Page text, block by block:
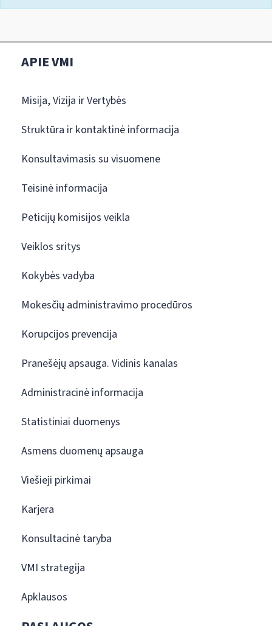
APIE VMI
Misija, Vizija ir Vertybės
Struktūra ir kontaktinė informacija
Konsultavimasis su visuomene
Teisinė informacija
Peticijų komisijos veikla
Veiklos sritys
Kokybės vadyba
Mokesčių administravimo procedūros
Korupcijos prevencija
Pranešėjų apsauga. Vidinis kanalas
Administracinė informacija
Statistiniai duomenys
Asmens duomenų apsauga
Viešieji pirkimai
Karjera
Konsultacinė taryba
VMI strategija
Apklausos